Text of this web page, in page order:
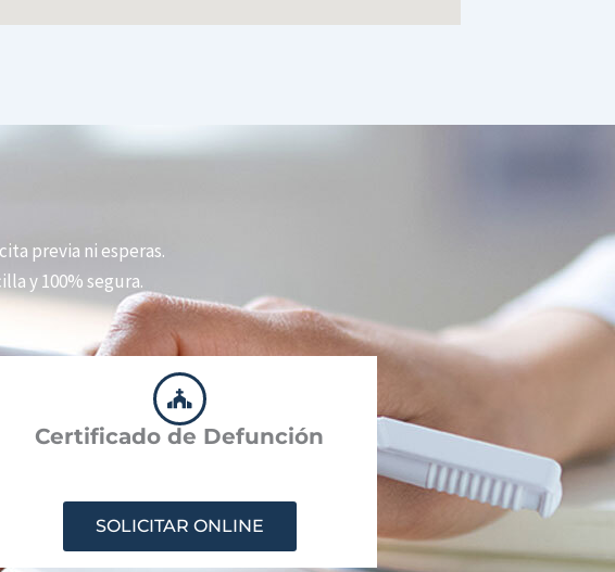
previa ni esperas.
y 100% segura.
Certificado de Defunción
SOLICITAR ONLINE